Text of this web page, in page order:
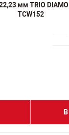
мм TRIO
TCW152